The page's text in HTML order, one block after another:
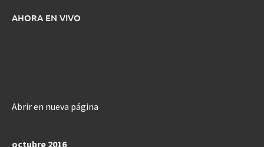
AHORA EN VIVO
Abrir en nueva página
octubre 2016